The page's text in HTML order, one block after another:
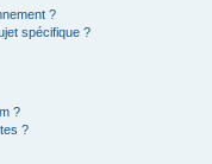
?
spécifique ?
?
?